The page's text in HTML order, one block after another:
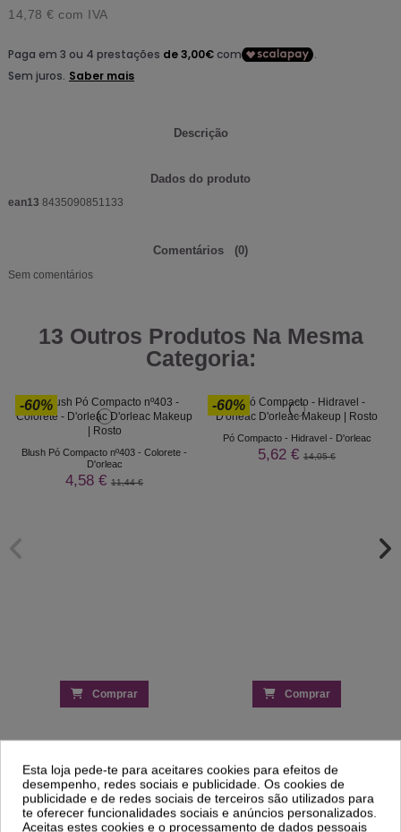
14,78 € com IVA
Descrição
Dados do produto
ean13 8435090851133
Comentários (0)
Sem comentários
13 Outros Produtos Na Mesma
Categoria:
-60%
Blush Pó Compacto nº403 - Colorete -
D'orleac
4,58 € 11,44 €
Comprar
-60%
Pó Compacto - Hidravel - D'orleac
5,62 € 14,05 €
Comprar
Produto Também Compraram:
-25%
Esta loja pede-te para aceitares cookies para efeitos de
desempenho, redes sociais e publicidade. Os cookies de
publicidade e de redes sociais de terceiros são utilizados para
te oferecer funcionalidades sociais e anúncios personalizados.
Aceitas estes cookies e o processamento de dados pessoais